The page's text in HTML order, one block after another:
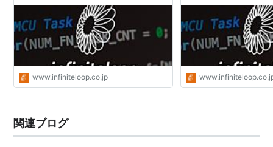
札幌ドームhttp://www.sapporo-dome.co.jp/
大倉山シャンツェhttp://www.sapporo-
dc.co.jp/ok/okutop.html
きたえーる
月寒屋外競技場
札幌厚別公園競技場
円山公園
インフィニットループ
www.infiniteloop.co.jp
インフィニットループ
関連ブログ